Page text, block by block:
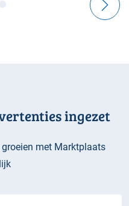
ingezet
met Marktplaats